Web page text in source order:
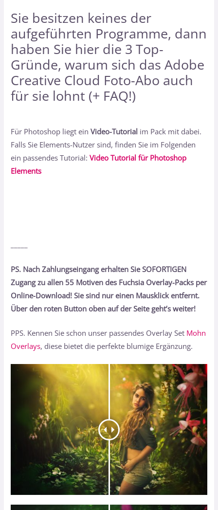
Sie besitzen keines der
aufgeführten Programme, dann
haben Sie hier die 3 Top-
Gründe, warum sich das Adobe
Creative Cloud Foto-Abo auch
für sie lohnt (+ FAQ!)
Für Photoshop liegt einVideo-Tutorial im Pack mit dabei.
Falls Sie Elements-Nutzer sind, finden Sie im Folgenden
ein passendes Tutorial:Video Tutorial für Photoshop
Elements
PS. Nach Zahlungseingang erhalten Sie SOFORTIGEN
Zugang zu allen 55 Motiven des Fuchsia Overlay-Packs per
Online-Download! Sie sind nur einen Mausklick entfernt.
Über den roten Button oben auf der Seite geht’s weiter!
PPS. Kennen Sie schon unser passendes Overlay Set Mohn
Overlays, diese bietet die perfekte blumige Ergänzung.